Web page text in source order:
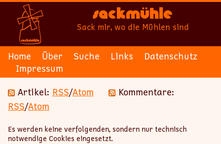
Sackmühle
Sack mir, wo die Mühlen sind
Home Über Suche Links
Datenschutz
Impressum
Artikel: RSS/Atom
Kommentare:
RSS/Atom
Es werden keine verfolgenden, sondern nur technisch
notwendige Cookies eingesetzt.